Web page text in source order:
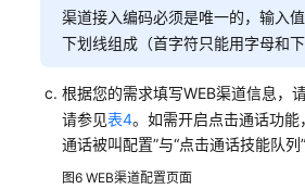
渠道接入编码必须是唯一的，输入
下划线组成（首字符只能用字母和下
根据您的需求填写WEB渠道信息，
请参见表4。如需开启点击通话功能
通话被叫配置”与“点击通话技能队列”
图6 WEB渠道配置页面